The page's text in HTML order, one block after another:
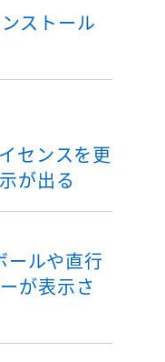
ストール
センスを更
が出る
ルや直行
が表示さ